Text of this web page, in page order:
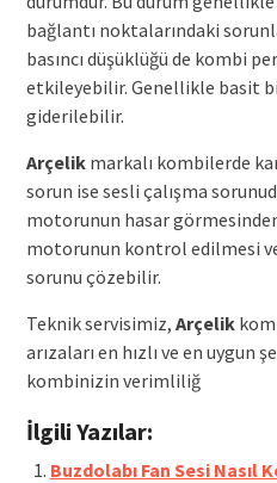
bağlantı noktalarındaki
basıncı düşüklüğü de kombi
etkileyebilir. Genellikle basit
giderilebilir.
Arçelikmarkalı kombilerde
sorun ise sesli çalışma
motorunun hasar
motorunun kontrol edilmesi
sorunu çözebilir.
Teknik servisimiz, Arçelik
arızaları en hızlı ve en uygun
kombinizin verimliliğ
İlgili Yazılar:
Buzdolabı Fan Sesi Nasıl